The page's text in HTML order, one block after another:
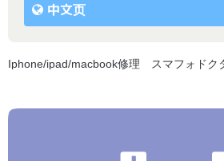
中文页
Iphone/ipad/macbook修理 スマフォドク